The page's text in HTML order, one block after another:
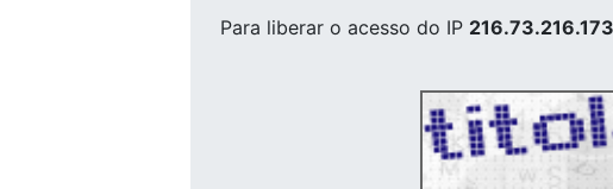
Para liberar o acesso do IP 216.73.216.173